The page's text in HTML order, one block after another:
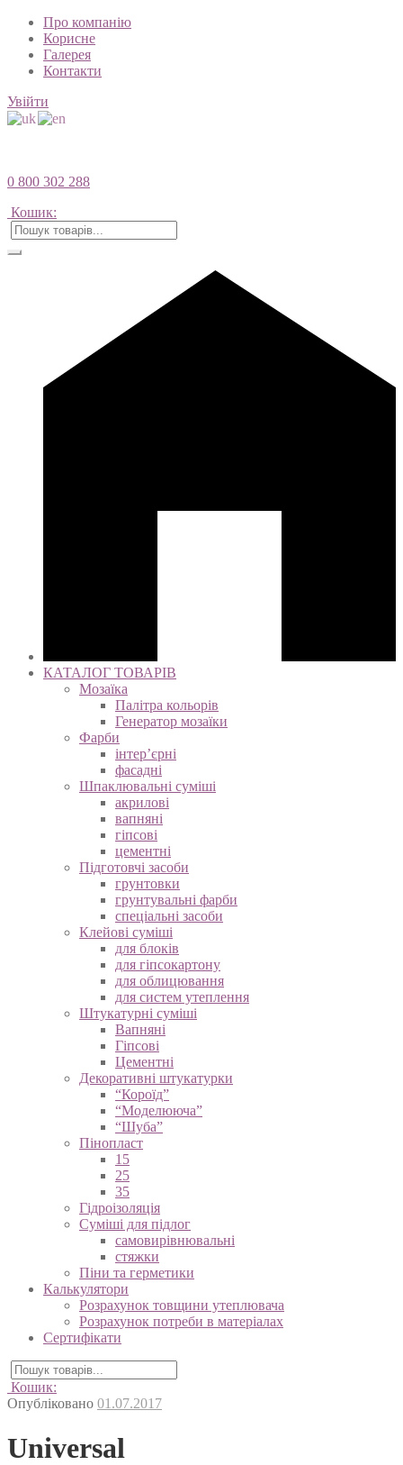
Про компанію
Корисне
Галерея
Контакти
Увійти
0 800 302 288
Кошик:
КАТАЛОГ ТОВАРІВ
Мозаїка
Палітра кольорів
Генератор мозаїки
Фарби
інтер’єрні
фасадні
Шпаклювальні суміші
акрилові
вапняні
гіпсові
цементні
Підготовчі засоби
грунтовки
грунтувальні фарби
спеціальні засоби
Клейові суміші
для блоків
для гіпсокартону
для облицювання
для систем утеплення
Штукатурні суміші
Вапняні
Гіпсові
Цементні
Декоративні штукатурки
“Короїд”
“Моделююча”
“Шуба”
Пінопласт
15
25
35
Гідроізоляція
Суміші для підлог
самовирівнювальні
стяжки
Піни та герметики
Калькулятори
Розрахунок товщини утеплювача
Розрахунок потреби в матеріалах
Сертифікати
Кошик:
Опубліковано 01.07.2017
Universal